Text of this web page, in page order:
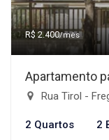
R$ 2.400/mês
Apartamento
Rua Tirol -
2 Quartos 2